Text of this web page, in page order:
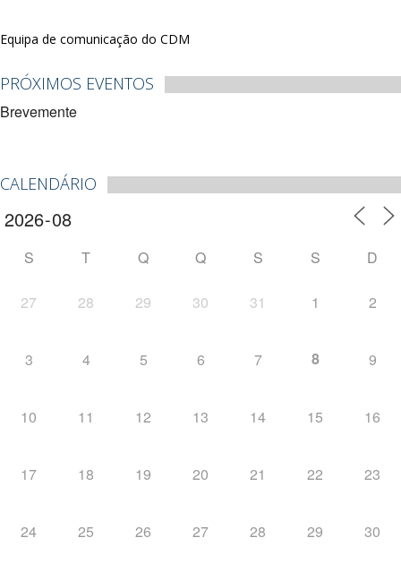
Equipa de comunicação do CDM
PRÓXIMOS EVENTOS
Brevemente
CALENDÁRIO
S T Q Q S S D
27 28 29 30 31 1 2
3 4 5 6 7 8 9
10 11 12 13 14 15 16
17 18 19 20 21 22 23
24 25 26 27 28 29 30